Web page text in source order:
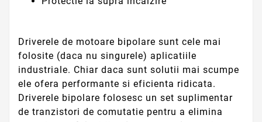
Driverele de motoare bipolare sunt cele mai
folosite (daca nu singurele) aplicatiile
industriale. Chiar daca sunt solutii mai scumpe
ele ofera performante si eficienta ridicata.
Driverele bipolare folosesc un set suplimentar
de tranzistori de comutatie pentru a elimina